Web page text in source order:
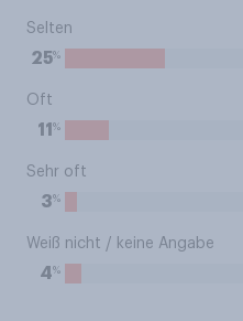
Selten
25%
Oft
11 %
Sehr oft
3%
Weiß nicht / keine Angabe
4%